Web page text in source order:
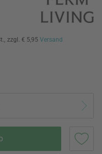
zzgl. € 5,95 Versand